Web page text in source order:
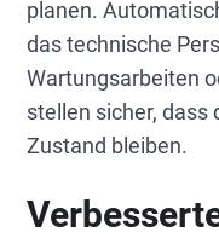
planen.
das technische
Wartungsarbeiten
stellen sicher, dass
Zustand bleiben.